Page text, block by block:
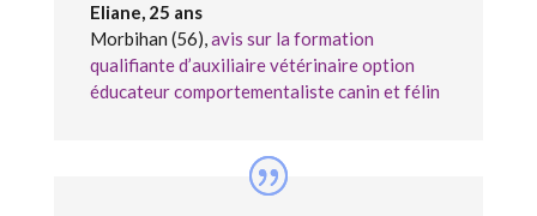
Eliane, 25 ans
Morbihan (56),avis sur la formation
qualifiante d’auxiliaire vétérinaire option
éducateur comportementaliste canin et félin